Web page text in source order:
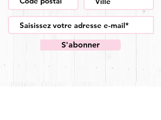
S'abonner